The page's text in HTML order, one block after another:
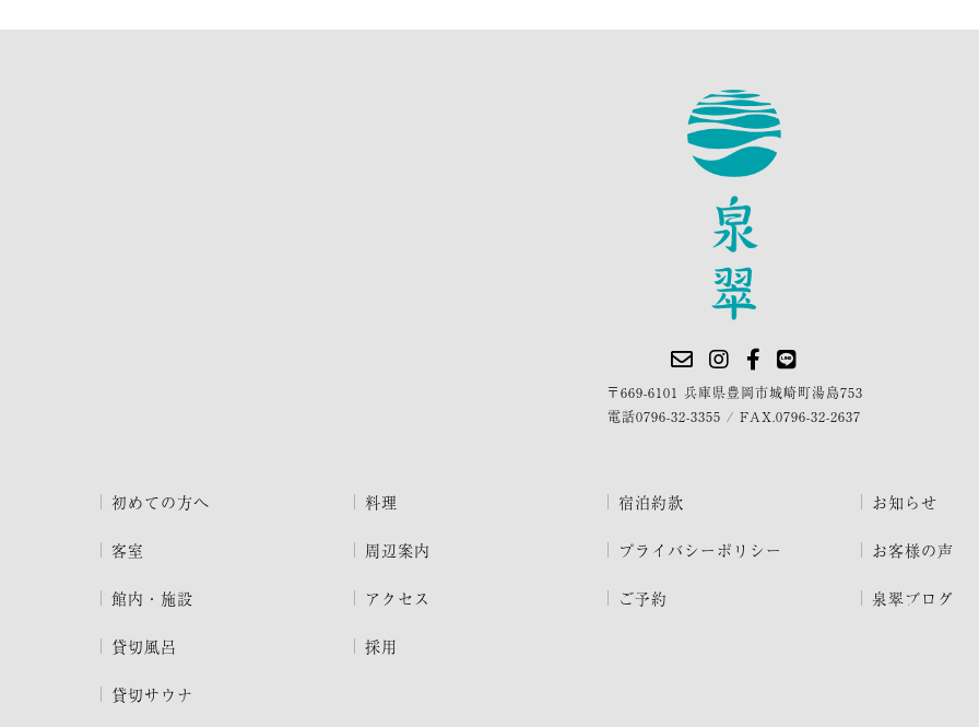
〒669-6101 兵庫県豊岡市城崎町湯島753
電話0796-32-3355 / FAX.0796-32-2637
初めての方へ
客室
館内・施設
貸切風呂
貸切サウナ
料理
周辺案内
アクセス
採用
宿泊約款
プライバシーポリシー
ご予約
お知らせ
お客様の声
泉翠ブログ